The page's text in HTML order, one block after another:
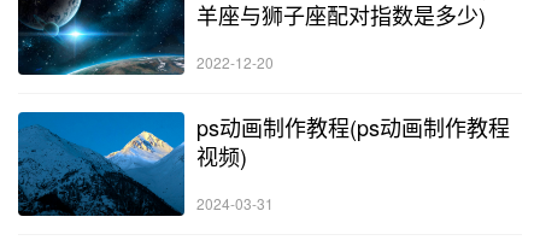
羊座与狮子座配对指数是多少)
2022-12-20
ps动画制作教程(ps动画制作教程
视频)
2024-03-31